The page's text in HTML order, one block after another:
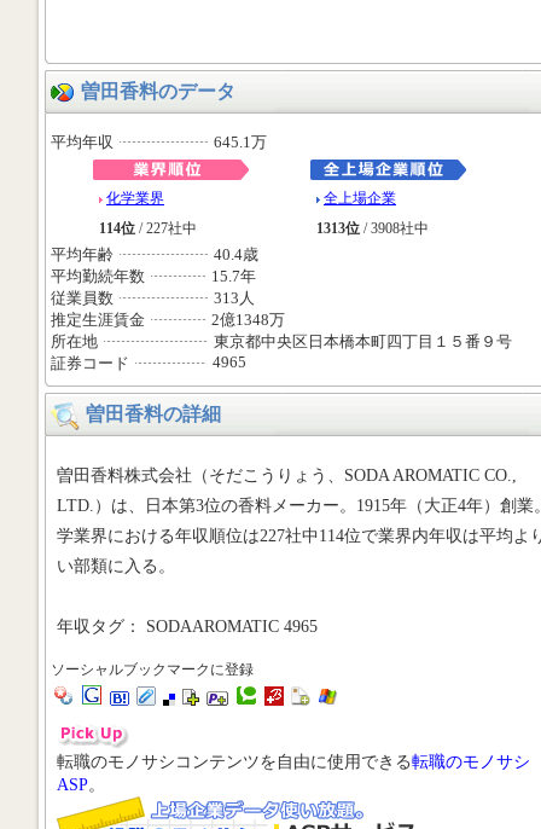
曽田香料のデータ
平均年収 645.1万
化学業界
114位 / 227社中
全上場企業
1313位 / 3908社中
平均年齢
40.4歳
平均勤続年数
15.7年
従業員数
313人
推定生涯賃金
2億1348万
所在地
東京都中央区日本橋本町四丁目１５番９号
証券コード
4965
曽田香料の詳細
曽田香料株式会社（そだこうりょう、SODA AROMATIC CO.,
LTD.）は、日本第3位の香料メーカー。1915年（大正4年）創業
学業界における年収順位は227社中114位で業界内年収は平均よ
い部類に入る。
年収タグ： SODAAROMATIC 4965
ソーシャルブックマークに登録
転職のモノサシコンテンツを自由に使用できる転職のモノサシ
ASP。